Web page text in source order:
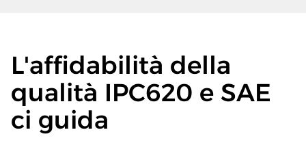
L'affidabilità della
qualità IPC620 e SAE
ci guida